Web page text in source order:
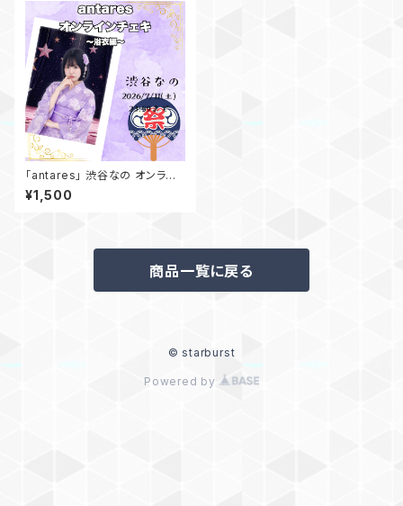
「antares」 渋谷なの オンライ
ンチェキ〜浴衣編〜 20枚限
定！！
¥1,500
商品一覧に戻る
© starburst
Powered by